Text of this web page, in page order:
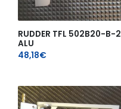
RUDDER TFL 502B20-B-2
ALU
48,18€